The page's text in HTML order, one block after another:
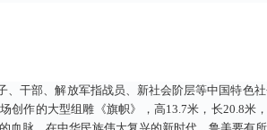
干部、解放军指战员、新社会阶层等中国特色
作的大型组雕《旗帜》，高13.7米，长20.8米